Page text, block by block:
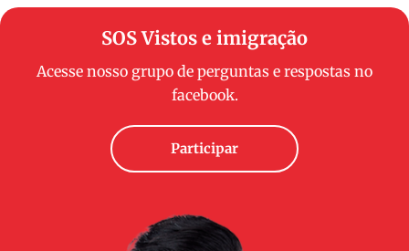
SOS Vistos e imigração
Acesse nosso grupo de perguntas e respostas no
facebook.
Participar